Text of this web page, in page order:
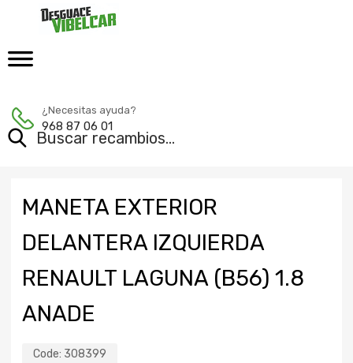
¿Necesitas ayuda?
968 87 06 01
MANETA EXTERIOR
DELANTERA IZQUIERDA
RENAULT LAGUNA (B56) 1.8
ANADE
Code: 308399